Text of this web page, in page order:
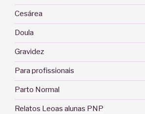
Cesárea
Doula
Gravidez
Para profissionais
Parto Normal
Relatos Leoas alunas PNP